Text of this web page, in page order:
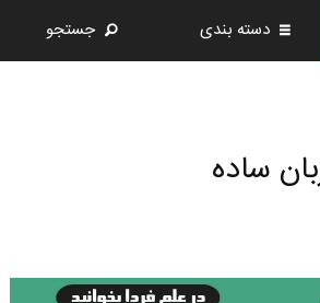
دسته بندی جستجو
ساده